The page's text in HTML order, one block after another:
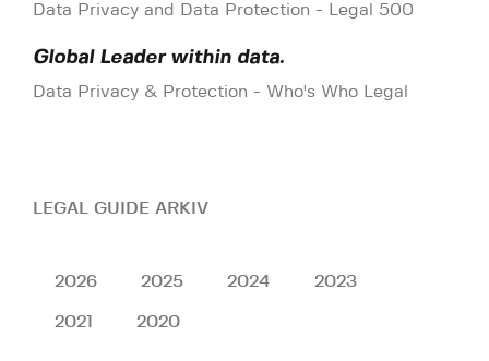
Data Privacy and Data Protection - Legal 500
Global Leader within data.
Data Privacy & Protection - Who's Who Legal
LEGAL GUIDE ARKIV
2026 2025 2024 2023
2021 2020